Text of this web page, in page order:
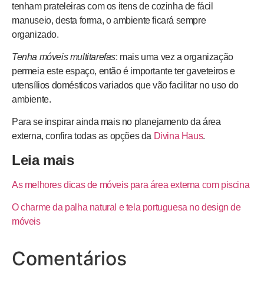
tenham prateleiras com os itens de cozinha de fácil
manuseio, desta forma, o ambiente ficará sempre
organizado.
Tenha móveis multitarefas: mais uma vez a organização
permeia este espaço, então é importante ter gaveteiros e
utensílios domésticos variados que vão facilitar no uso do
ambiente.
Para se inspirar ainda mais no planejamento da área
externa, confira todas as opções da Divina Haus.
Leia mais
As melhores dicas de móveis para área externa com piscina
O charme da palha natural e tela portuguesa no design de
móveis
Comentários